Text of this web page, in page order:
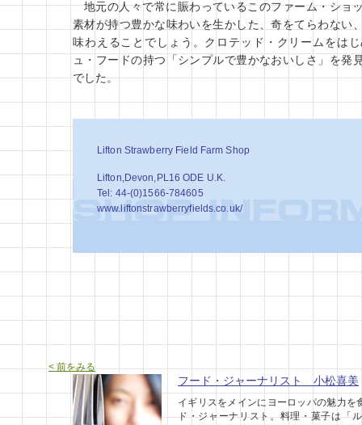
地元の人々で常に賑わっているこのファーム・ショ
素材が持つ豊かな味わいを生かした、奇をてらわない
味わえることでしょう。クロテッド・クリームをは
ュ・フードの持つ「シンプルで豊かなおいしさ」を発
でした。
Lifton Strawberry Field Farm Shop
Lifton,Devon,PL16 ODE U.K.
Tel: 44-(0)1566-784605
www.liftonstrawberryfields.co.uk/
< 前をみる
フード・ジャーナリスト 小松喜美
イギリスをメインにヨーロッパの魅力を
ド・ジャーナリスト。料理・菓子は「